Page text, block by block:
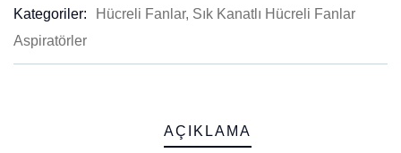
Kategoriler: Hücreli Fanlar, Sık Kanatlı Hücreli Fanlar
Aspiratörler
AÇIKLAMA